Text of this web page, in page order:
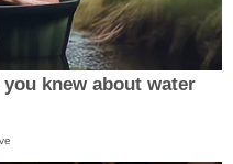
knew about water